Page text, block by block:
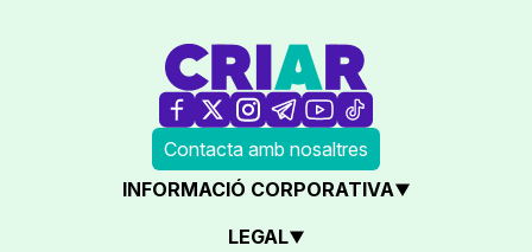
Contacta amb nosaltres
INFORMACIÓ CORPORATIVA
LEGAL